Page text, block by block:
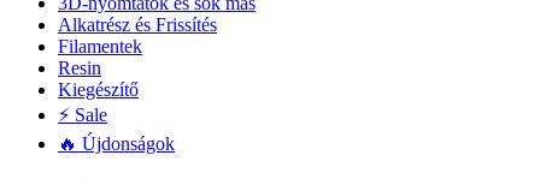
Alkatrész és Frissítés
Filamentek
Resin
Kiegészítő
⚡ Sale
🔥 Újdonságok